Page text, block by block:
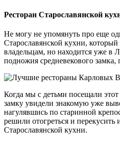
Ресторан Старославянской
Не могу не упомянуть про еще
Старославянской кухни,
владельцам, но находится уже в
подножия средневекового
Когда мы с детьми посещали
замку увидели знакомую уже
нагулявшись по старинной
решили отогреться и перекусить
Старославянской кухни.